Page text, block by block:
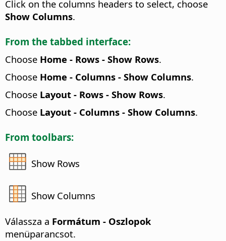
Click on the columns headers to select, choose
Show Columns.
From the tabbed interface:
Choose Home - Rows - Show Rows.
Choose Home - Columns - Show Columns.
Choose Layout - Rows - Show Rows.
Choose Layout - Columns - Show Columns.
From toolbars:
Show Rows
Show Columns
Válassza a Formátum - Oszlopok
menüparancsot.